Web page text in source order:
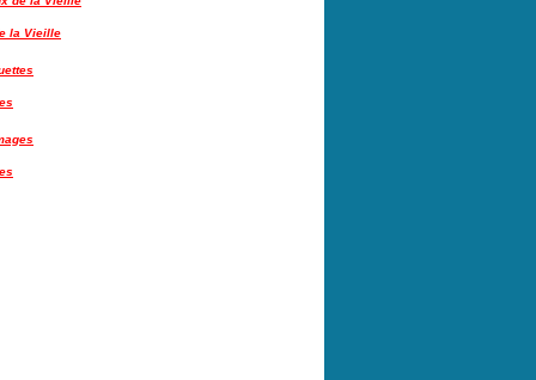
la Vieille